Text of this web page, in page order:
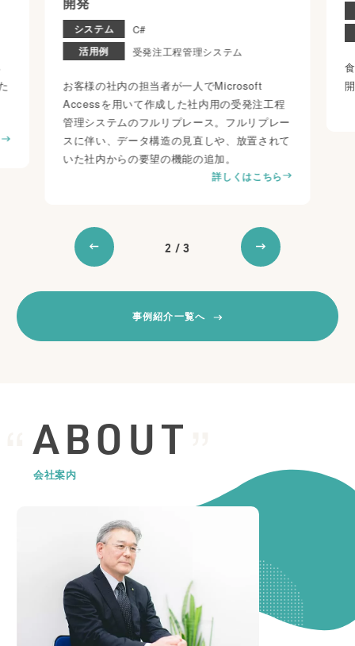
活用例 受発注工程管理システム
システム C#
お客様の社内の担当者が一人でMicrosoft
Accessを用いて作成した社内用の受発注工程
管理システムのフルリプレース。フルリプレー
スに伴い、データ構造の見直しや、放置されて
いた社内からの要望の機能の追加。
詳しくはこちら
2 / 3
事例紹介一覧へ
ABOUT
会社案内